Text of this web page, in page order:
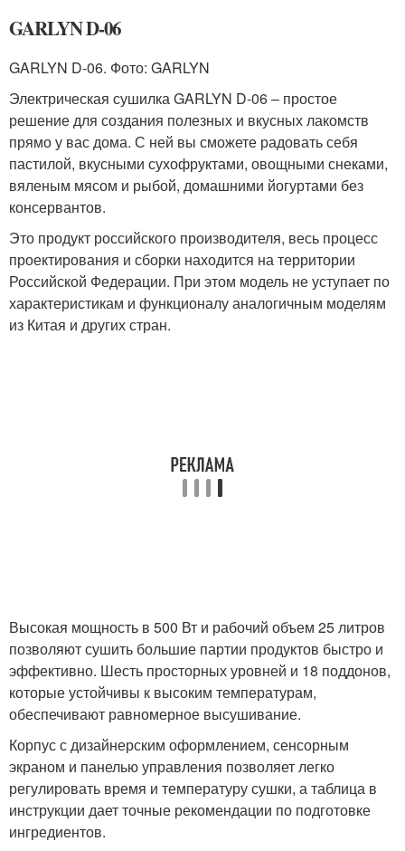
GARLYN D-06
GARLYN D-06. Фото: GARLYN
Электрическая сушилка GARLYN D-06 – простое
решение для создания полезных и вкусных лакомств
прямо у вас дома. С ней вы сможете радовать себя
пастилой, вкусными сухофруктами, овощными снеками,
вяленым мясом и рыбой, домашними йогуртами без
консервантов.
Это продукт российского производителя, весь процесс
проектирования и сборки находится на территории
Российской Федерации. При этом модель не уступает по
характеристикам и функционалу аналогичным моделям
из Китая и других стран.
Высокая мощность в 500 Вт и рабочий объем 25 литров
позволяют сушить большие партии продуктов быстро и
эффективно. Шесть просторных уровней и 18 поддонов,
которые устойчивы к высоким температурам,
обеспечивают равномерное высушивание.
Корпус с дизайнерским оформлением, сенсорным
экраном и панелью управления позволяет легко
регулировать время и температуру сушки, а таблица в
инструкции дает точные рекомендации по подготовке
ингредиентов.